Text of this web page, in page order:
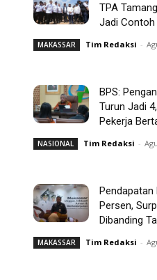
TPA
Jadi Contoh
MAKASSAR Tim Redaksi -
BPS:
Turun Jadi
Pekerja
NASIONAL Tim Redaksi -
Pendapatan
Persen,
Dibanding
MAKASSAR Tim Redaksi -